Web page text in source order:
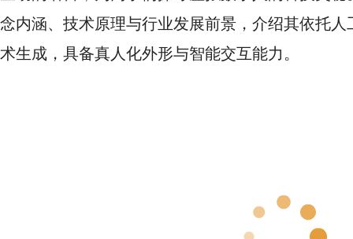
念内涵、技术原理与行业发展前景，介绍其依托
术生成，具备真人化外形与智能交互能力。